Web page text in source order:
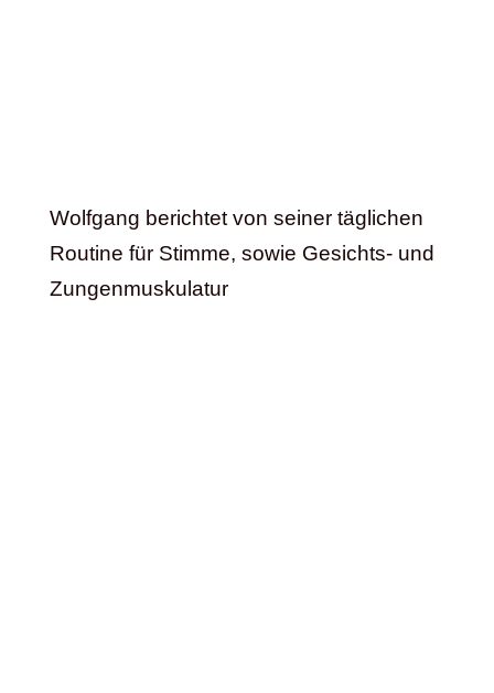
Wolfgang berichtet von seiner täglichen
Routine für Stimme, sowie Gesichts- und
Zungenmuskulatur